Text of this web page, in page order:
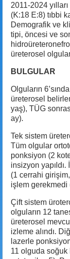
2011-2024
(K:18 E:8) tıbbi
Demografik ve
tipi, öncesi ve
üreterosel
BULGULAR
Olguların
üreterosel
yaş), TÜG
ay).
Tek sistem
Tüm olgular
ponksiyon (2
insizyon
(1 cerrahi
işlem gerekmedi
Çift sistem
olguların 12
üreterosel
izleme alındı.
lazerle
11 olguda soğuk